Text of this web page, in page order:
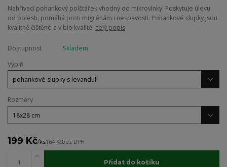
Nahřívací pohankový polštářek vhodný do mikrovlnky. Poskytuje úlevu
od bolesti, pomáhá proti migrénám i nespavosti. Pohankové slupky jsou
kvalitně čištěné a v bio kvalitě. celý popis
Dostupnost
Skladem
Výplň
Rozměry
199 Kč/ks164 Kčbez DPH
Přidat do košíku